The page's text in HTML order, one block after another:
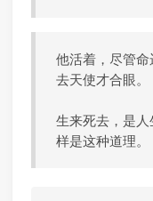
他活着，尽管
去天使才合眼。
生来死去，是
样是这种道理。